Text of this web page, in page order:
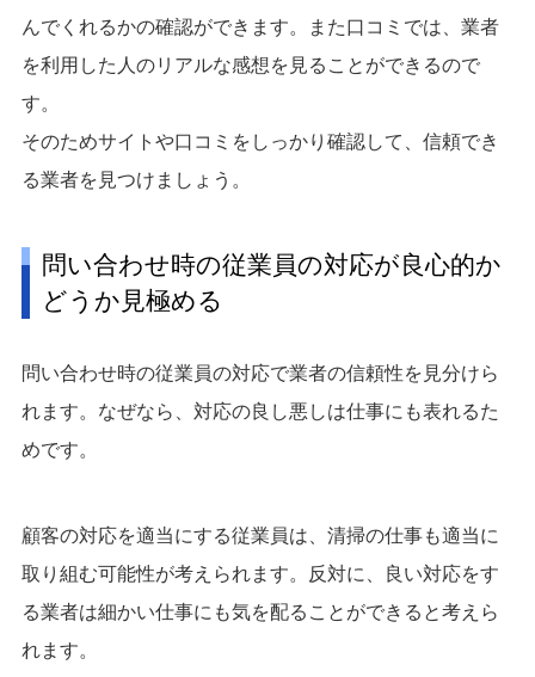
んでくれるかの確認ができます。また口コミでは、業者
を利用した人のリアルな感想を見ることができるので
す。
そのためサイトや口コミをしっかり確認して、信頼でき
る業者を見つけましょう。
問い合わせ時の従業員の対応が良心的か
どうか見極める
問い合わせ時の従業員の対応で業者の信頼性を見分けら
れます。なぜなら、対応の良し悪しは仕事にも表れるた
めです。
顧客の対応を適当にする従業員は、清掃の仕事も適当に
取り組む可能性が考えられます。反対に、良い対応をす
る業者は細かい仕事にも気を配ることができると考えら
れます。